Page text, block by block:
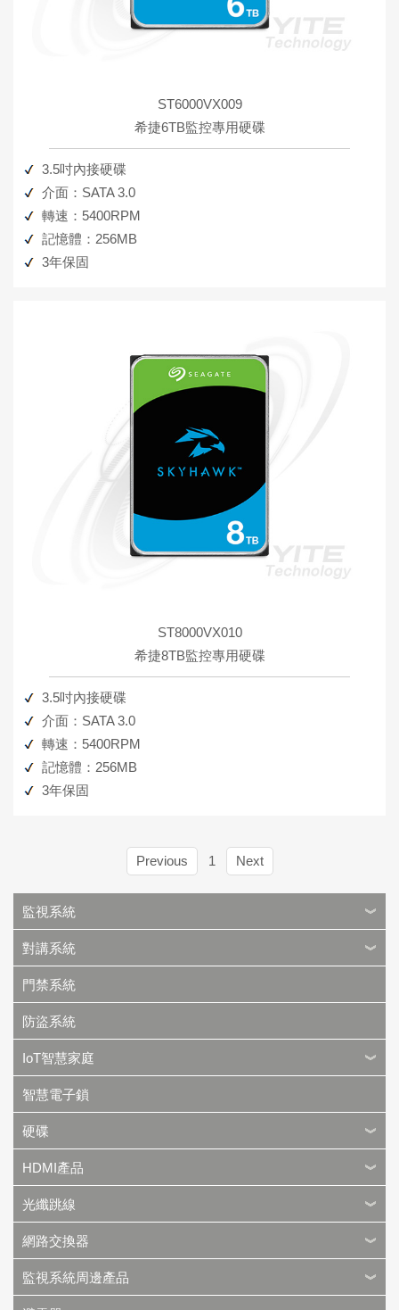
ST6000VX009
希捷6TB監控專用硬碟
3.5吋內接硬碟
介面：SATA 3.0
轉速：5400RPM
記憶體：256MB
3年保固
ST8000VX010
希捷8TB監控專用硬碟
3.5吋內接硬碟
介面：SATA 3.0
轉速：5400RPM
記憶體：256MB
3年保固
Previous 1 Next
監視系統
對講系統
門禁系統
防盜系統
IoT智慧家庭
智慧電子鎖
硬碟
HDMI產品
光纖跳線
網路交換器
監視系統周邊產品